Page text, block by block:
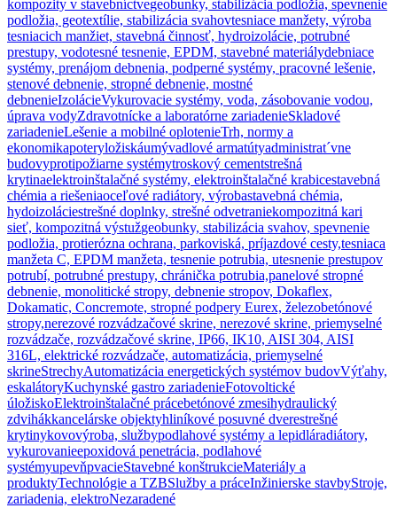
kompozity v stavebníctvegeobunky, stabilizácia podložia, spevnenie
podložia, geotextílie, stabilizácia svahovtesniace manžety, výroba
tesniacich manžiet, stavebná činnosť, hydroizolácie, potrubné
prestupy, vodotesné tesnenie, EPDM, stavebné materiálydebniace
systémy, prenájom debnenia, podperné systémy, pracovné lešenie,
stenové debnenie, stropné debnenie, mostné
debnenieIzolácieVykurovacie systémy, voda, zásobovanie vodou,
úprava vodyZdravotnícke a laboratórne zariadenieSkladové
zariadenieLešenie a mobilné oplotenieTrh, normy a
ekonomikapoteryložiskáumývadlové armatútyadministrat´vne
budovyprotipožiarne systémytroskový cementstrešná
krytinaelektroinštalačné systémy, elektroinštalačné krabicestavebná
chémia a riešeniaoceľové radiátory, výrobastavebná chémia,
hydoizoláciestrešné doplnky, strešné odvetraniekompozitná kari
sieť, kompozitná výstužgeobunky, stabilizácia svahov, spevnenie
podložia, protierózna ochrana, parkoviská, príjazdové cesty,tesniaca
manžeta C, EPDM manžeta, tesnenie potrubia, utesnenie prestupov
potrubí, potrubné prestupy, chránička potrubia,panelové stropné
debnenie, monolitické stropy, debnenie stropov, Dokaflex,
Dokamatic, Concremote, stropné podpery Eurex, železobetónové
stropy,nerezové rozvádzačové skrine, nerezové skrine, priemyselné
rozvádzače, rozvádzačové skrine, IP66, IK10, AISI 304, AISI
316L, elektrické rozvádzače, automatizácia, priemyselné
skrineStrechyAutomatizácia energetických systémov budovVýťahy,
eskalátoryKuchynské gastro zariadenieFotovoltické
úložiskoElektroinštalačné prácebetónové zmesihydraulický
zdvihákkancelárske objektyhliníkové posuvné dverestrešné
krytinykovovýroba, službypodlahové systémy a lepidláradiátory,
vykurovanieepoxidová penetrácia, podlahové
systémyupevňpvacieStavebné konštrukcieMateriály a
produktyTechnológie a TZBSlužby a práceInžinierske stavbyStroje,
zariadenia, elektroNezaradené